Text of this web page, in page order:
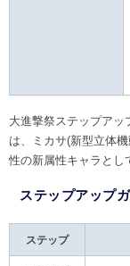
大進撃祭ステップアッ
は、ミカサ(新型立体
性の新属性キャラとし
ステップアップ
ステップ